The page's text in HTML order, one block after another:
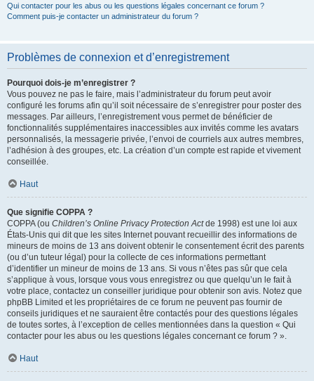
Qui contacter pour les abus ou les questions légales concernant ce forum ?
Comment puis-je contacter un administrateur du forum ?
Problèmes de connexion et d’enregistrement
Pourquoi dois-je m’enregistrer ?
Vous pouvez ne pas le faire, mais l’administrateur du forum peut avoir
configuré les forums afin qu’il soit nécessaire de s’enregistrer pour poster des
messages. Par ailleurs, l’enregistrement vous permet de bénéficier de
fonctionnalités supplémentaires inaccessibles aux invités comme les avatars
personnalisés, la messagerie privée, l’envoi de courriels aux autres membres,
l’adhésion à des groupes, etc. La création d’un compte est rapide et vivement
conseillée.
Haut
Que signifie COPPA ?
COPPA (ou Children’s Online Privacy Protection Actde 1998) est une loi aux
États-Unis qui dit que les sites Internet pouvant recueillir des informations de
mineurs de moins de 13 ans doivent obtenir le consentement écrit des parents
(ou d’un tuteur légal) pour la collecte de ces informations permettant
d’identifier un mineur de moins de 13 ans. Si vous n’êtes pas sûr que cela
s’applique à vous, lorsque vous vous enregistrez ou que quelqu’un le fait à
votre place, contactez un conseiller juridique pour obtenir son avis. Notez que
phpBB Limited et les propriétaires de ce forum ne peuvent pas fournir de
conseils juridiques et ne sauraient être contactés pour des questions légales
de toutes sortes, à l’exception de celles mentionnées dans la question « Qui
contacter pour les abus ou les questions légales concernant ce forum ? ».
Haut